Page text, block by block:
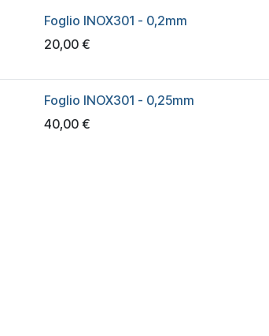
Foglio INOX301 - 0,2mm
20,00 €
Foglio INOX301 - 0,25mm
40,00 €